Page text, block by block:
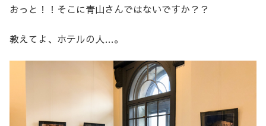
おっと！！そこに青山さんではないですか？？
教えてよ、ホテルの人…。